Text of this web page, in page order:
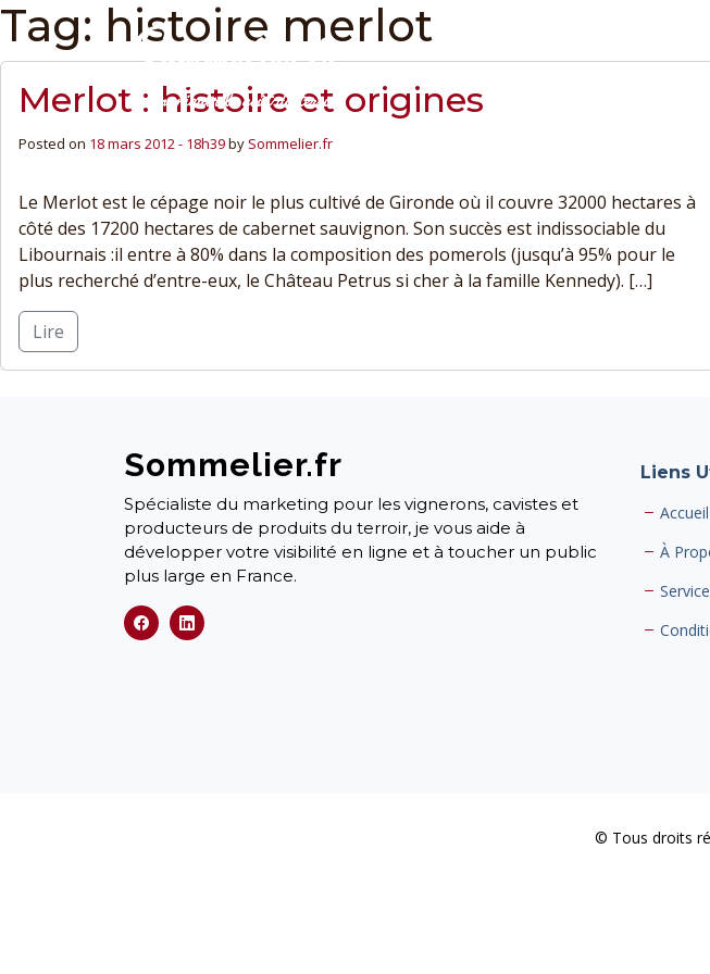
Tag: histoire merlot
Merlot : histoire et origines
Posted on 18 mars 2012 - 18h39by Sommelier.fr
Le Merlot est le cépage noir le plus cultivé de Gironde où il couvre 32000 hectares à
côté des 17200 hectares de cabernet sauvignon. Son succès est indissociable du
Libournais :il entre à 80% dans la composition des pomerols (jusqu’à 95% pour le
plus recherché d’entre-eux, le Château Petrus si cher à la famille Kennedy). […]
Lire
Sommelier.fr
Spécialiste du marketing pour les vignerons, cavistes et
producteurs de produits du terroir, je vous aide à
développer votre visibilité en ligne et à toucher un public
plus large en France.
Liens
Accueil
À
© Tous droits